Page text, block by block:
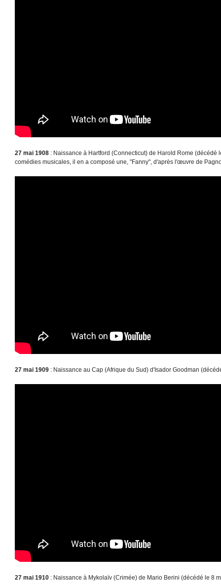
27 mai 1908 : Naissance à Hartford (Connecticut) de Harold Rome (décédé
comédies musicales, il en a composé une, "Fanny", d'après l'œuvre de
27 mai 1909 : Naissance au Cap (Afrique du Sud) d'Isador Goodman
27 mai 1910 : Naissance à Mykolaïv (Crimée) de Mario Berini (décédé le 8